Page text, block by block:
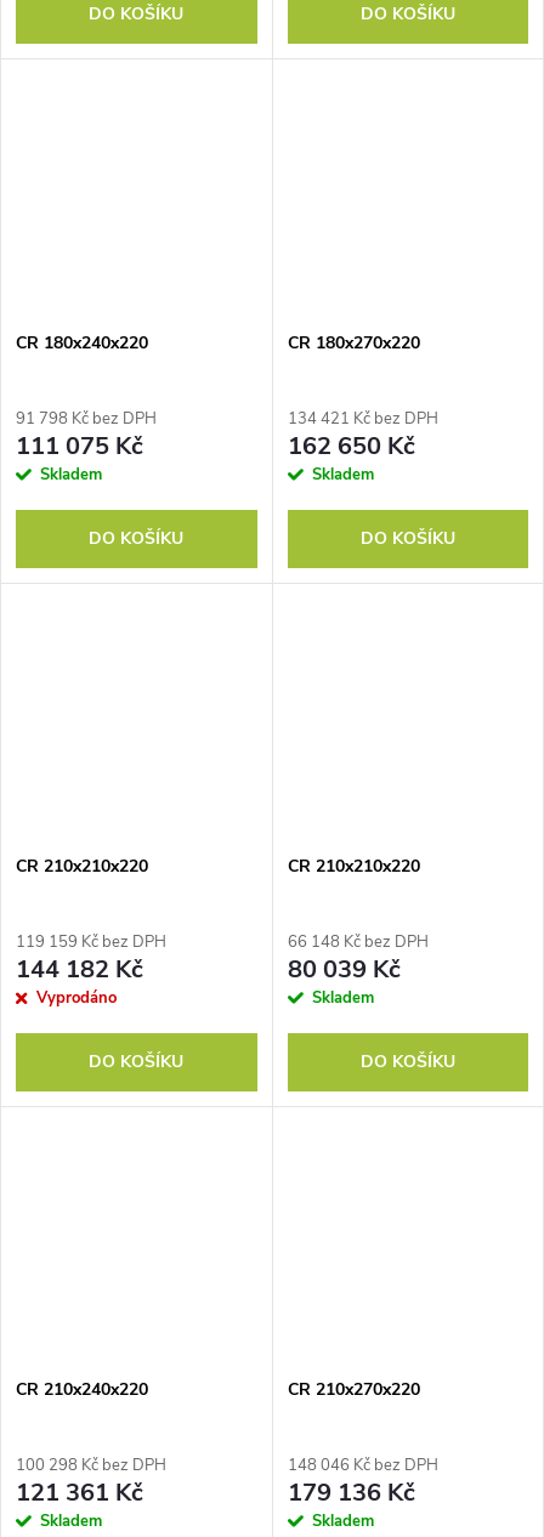
DO KOŠÍKU DO KOŠÍKU
CR 180x240x220
91 798 Kč bez DPH
111 075 Kč
Skladem
DO KOŠÍKU
CR 180x270x220
134 421 Kč bez DPH
162 650 Kč
Skladem
DO KOŠÍKU
CR 210x210x220
119 159 Kč bez DPH
144 182 Kč
Vyprodáno
DO KOŠÍKU
CR 210x210x220
66 148 Kč bez DPH
80 039 Kč
Skladem
DO KOŠÍKU
CR 210x240x220
100 298 Kč bez DPH
121 361 Kč
Skladem
CR 210x270x220
148 046 Kč bez DPH
179 136 Kč
Skladem